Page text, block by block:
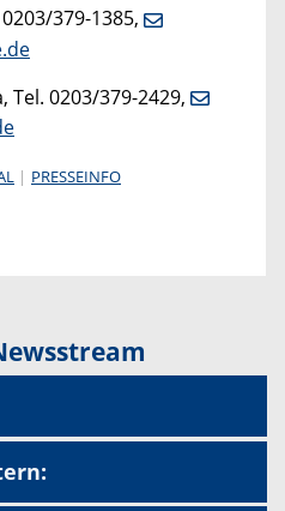
379-1385,
Tel. 0203/379-2429,
PRESSEINFO